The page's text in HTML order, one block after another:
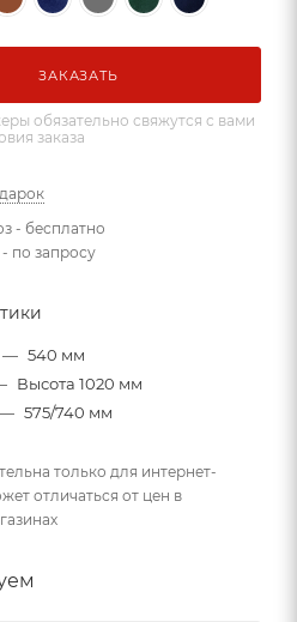
ЗАКАЗАТЬ
обязательно свяжутся с вами
заказа
- бесплатно
по запросу
— 540 мм
Высота 1020 мм
— 575/740 мм
только для интернет-
отличаться от цен в